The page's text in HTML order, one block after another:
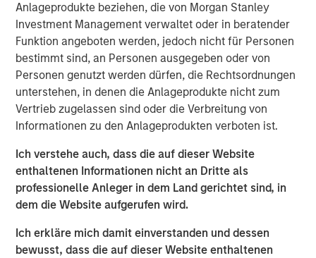
Anlageprodukte beziehen, die von Morgan Stanley
Investment Management verwaltet oder in beratender
Funktion angeboten werden, jedoch nicht für Personen
bestimmt sind, an Personen ausgegeben oder von
Personen genutzt werden dürfen, die Rechtsordnungen
unterstehen, in denen die Anlageprodukte nicht zum
Vertrieb zugelassen sind oder die Verbreitung von
Informationen zu den Anlageprodukten verboten ist.
Ich verstehe auch, dass die auf dieser Website
enthaltenen Informationen nicht an Dritte als
professionelle Anleger in dem Land gerichtet sind, in
dem die Website aufgerufen wird.
Ich erkläre mich damit einverstanden und dessen
bewusst, dass die auf dieser Website enthaltenen
AI in Active Fund Management: The State of
Adoption in 2026
CONSILIENT OBSERVER
Opportunities and Expectations: The Present
Value of Growth Opportunities in Valuation
Vorgestellte Einblicke